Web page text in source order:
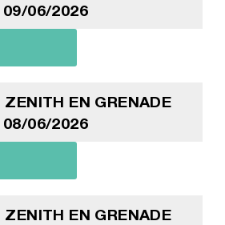
09/06/2026
ZENITH EN GRENADE
08/06/2026
ZENITH EN GRENADE